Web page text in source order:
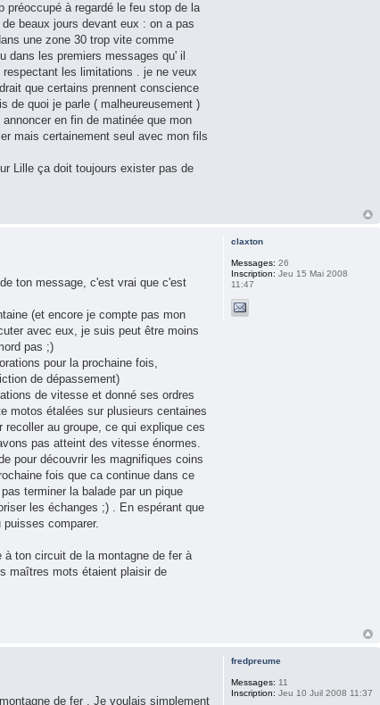
préoccupé à regardé le feu stop de la
beaux jours devant eux : on a pas
une zone 30 trop vite comme
dans les premiers messages qu' il
les limitations . je ne veux
que certains prennent conscience
de quoi je parle ( malheureusement )
en fin de matinée que mon
mais certainement seul avec mon fils
Lille ça doit toujours exister pas de
ton message, c'est vrai que c'est
(et encore je compte pas mon
avec eux, je suis peut être moins
pas ;)
pour la prochaine fois,
de dépassement)
de vitesse et donné ses ordres
motos étalées sur plusieurs centaines
au groupe, ce qui explique ces
pas atteint des vitesse énormes.
pour découvrir les magnifiques coins
fois que ca continue dans ce
terminer la balade par un pique
les échanges ;) . En espérant que
comparer.
ton circuit de la montagne de fer à
maîtres mots étaient plaisir de
claxton
Messages: 26
Inscription: Jeu 15 Mai 2008
11:47
de fer . Je voulais simplement
fredpreume
Messages: 11
Inscription: Jeu 10 Juil 2008 11:37